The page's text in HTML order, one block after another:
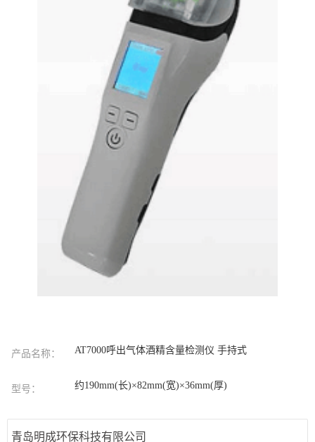
产品名称： AT7000呼出气体酒精含量检测仪 手持式
型号： 约190mm(长)×82mm(宽)×36mm(厚)
青岛明成环保科技有限公司